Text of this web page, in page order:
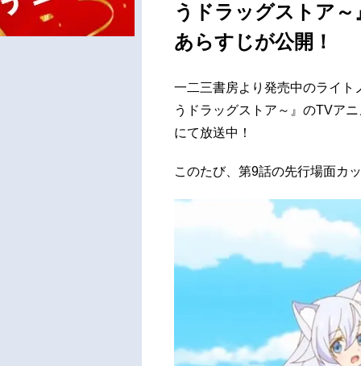
うドラッグストア
あらすじが公開！
一二三書房より発売中のライト
うドラッグストア～』のTVア
にて放送中！
このたび、第9話の先行場面カ